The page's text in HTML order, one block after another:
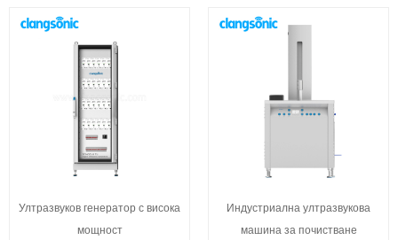
Ултразвуков генератор с висока
мощност
Индустриална ултразвукова
машина за почистване